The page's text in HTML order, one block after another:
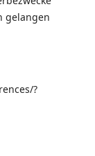
gelangen
?